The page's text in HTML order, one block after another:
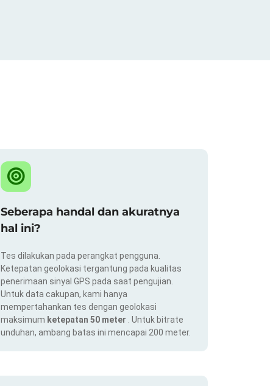
Seberapa handal dan akuratnya
hal ini?
Tes dilakukan pada perangkat pengguna.
Ketepatan geolokasi tergantung pada kualitas
penerimaan sinyal GPS pada saat pengujian.
Untuk data cakupan, kami hanya
mempertahankan tes dengan geolokasi
maksimum ketepatan 50 meter
. Untuk bitrate
unduhan, ambang batas ini mencapai 200 meter.